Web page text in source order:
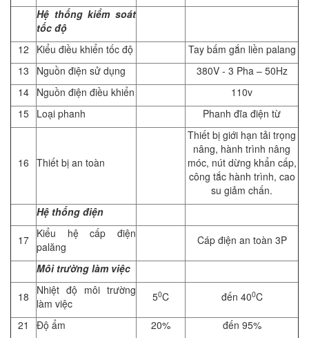
Hệ thống kiểm soát
tốc độ
12
Kiểu điều khiển tốc độ
Tay bấm gắn liền palang
13
Nguồn điện sử dụng
380V - 3 Pha – 50Hz
14 Nguồn điện điều khiển
110v
15 Loại phanh Phanh đĩa điện từ
16 Thiết bị an toàn
Thiết bị giới hạn tải trọng
nâng, hành trình nâng
móc, nút dừng khẩn cấp,
công tắc hành trình, cao
su giảm chấn.
Hệ thống điện
17 Kiểu hệ cấp điện
palăng
Cáp điện an toàn 3P
Môi trường làm việc
18
Nhiệt độ môi trường
làm việc
50C đến 400C
21 Độ ẩm 20% đến 95%